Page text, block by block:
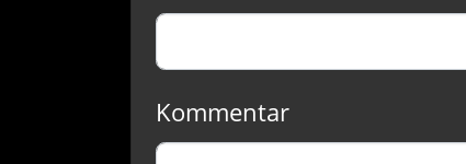
Kommentar